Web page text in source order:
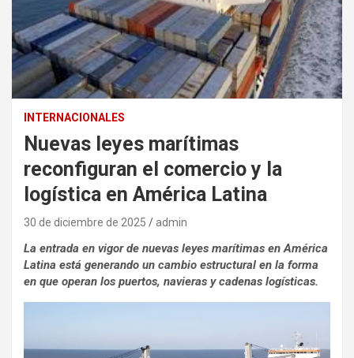
INTERNACIONALES
Nuevas leyes marítimas
reconfiguran el comercio y la
logística en América Latina
30 de diciembre de 2025 admin
La entrada en vigor de nuevas leyes marítimas en América
Latina está generando un cambio estructural en la forma
en que operan los puertos, navieras y cadenas logísticas.